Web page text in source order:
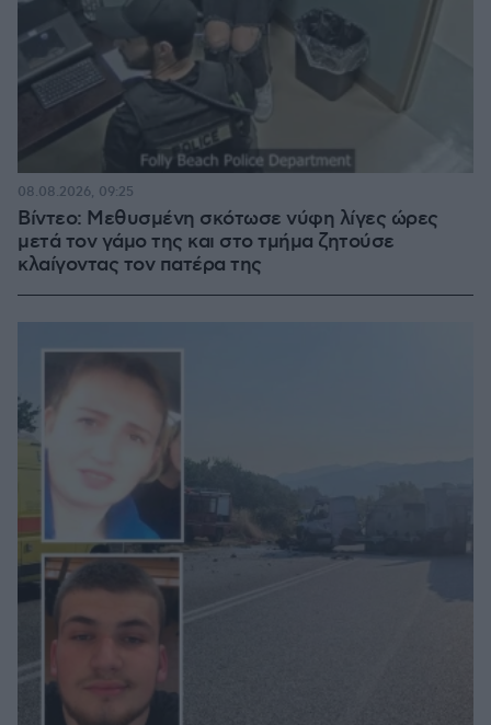
Βίντεο: Μεθυσμένη σκότωσε νύφη λίγες ώρες
μετά τον γάμο της και στο τμήμα ζητούσε
κλαίγοντας τον πατέρα της
08.08.2026, 09:25